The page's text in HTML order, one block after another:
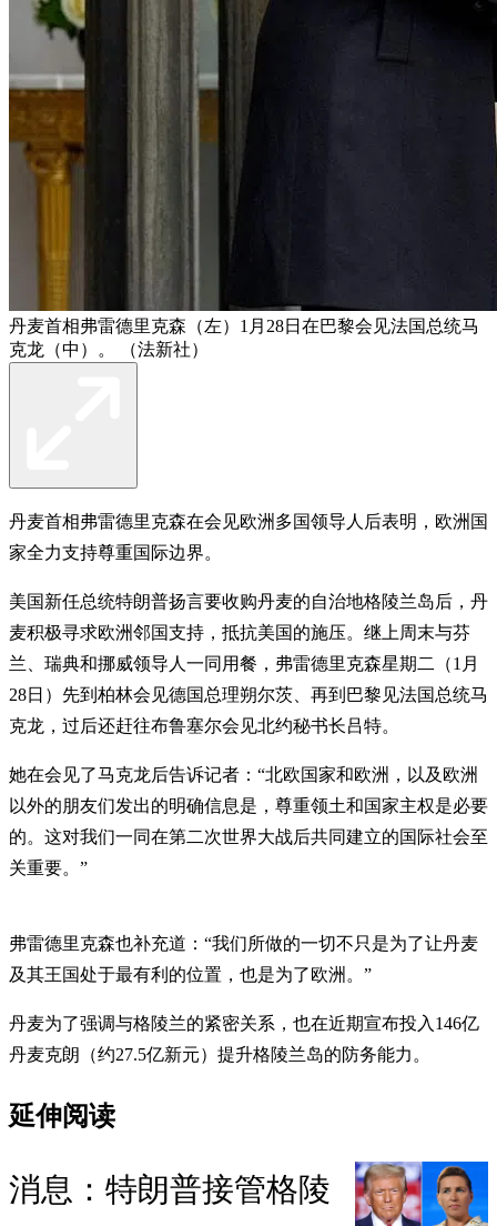
丹麦首相弗雷德里克森（左）1月28日在巴黎会见法国总统马
克龙（中）。 （法新社）
丹麦首相弗雷德里克森在会见欧洲多国领导人后表明，欧洲国
家全力支持尊重国际边界。
美国新任总统特朗普扬言要收购丹麦的自治地格陵兰岛后，丹
麦积极寻求欧洲邻国支持，抵抗美国的施压。继上周末与芬
兰、瑞典和挪威领导人一同用餐，弗雷德里克森星期二（1月
28日）先到柏林会见德国总理朔尔茨、再到巴黎见法国总统马
克龙，过后还赶往布鲁塞尔会见北约秘书长吕特。
她在会见了马克龙后告诉记者：“北欧国家和欧洲，以及欧洲
以外的朋友们发出的明确信息是，尊重领土和国家主权是必要
的。这对我们一同在第二次世界大战后共同建立的国际社会至
关重要。”
弗雷德里克森也补充道：“我们所做的一切不只是为了让丹麦
及其王国处于最有利的位置，也是为了欧洲。”
丹麦为了强调与格陵兰的紧密关系，也在近期宣布投入146亿
丹麦克朗（约27.5亿新元）提升格陵兰岛的防务能力。
延伸阅读
消息：特朗普接管格陵